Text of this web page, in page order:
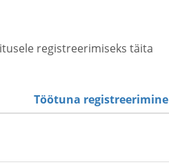
registreerimiseks täita
Töötuna registreerimine